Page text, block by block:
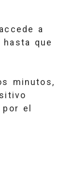
a
que
minutos,
el